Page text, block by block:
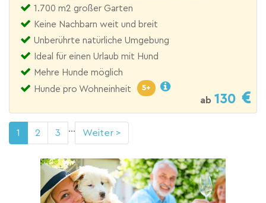
1.700 m2 großer Garten
Keine Nachbarn weit und breit
Unberührte natürliche Umgebung
Ideal für einen Urlaub mit Hund
Mehre Hunde möglich
Hunde pro Wohneinheit
5+
ab 130
1 2 3 ... Weiter >